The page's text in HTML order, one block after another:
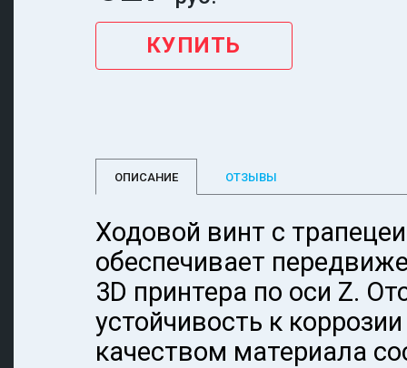
ОПИСАНИЕ ОТЗЫВЫ
Ходовой винт с
обеспечивает
3D принтера по оси Z.
устойчивость к
качеством материала